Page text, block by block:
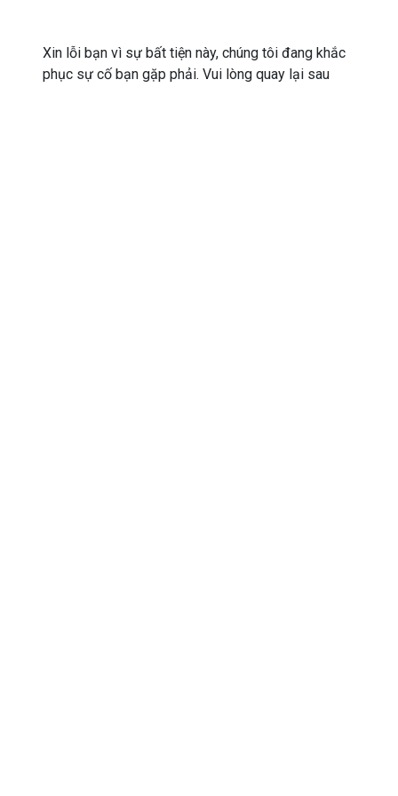
Xin lỗi bạn vì sự bất tiện này, chúng tôi đang khắc
phục sự cố bạn gặp phải. Vui lòng quay lại sau